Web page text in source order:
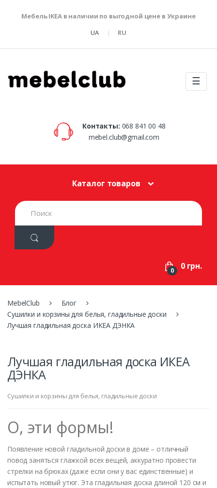
Мебель IKEA в наличии по выгодной цене в Украине
UA
RU
☰
Контакты: 068 841 00 48
mebel.club@gmail.com
Каталог товаров
S
e
h
:
0 0 грн.
MebelClub
Блог
Сушилки и корзины для белья, гладильные доски
Лучшая гладильная доска ИКЕА ДЭНКА
Лучшая гладильная доска ИКЕА
ДЭНКА
Сушилки и корзины для белья, гладильные доски
О, эти формы!
Появление новой гладильной доски в доме – отличный
повод заняться глажкой всех вещей, аккуратно провести
стрелки на брюках (даже если они у вас единственные) и
испытать новый утюг. Эта гладильная доска длиной 120 см и